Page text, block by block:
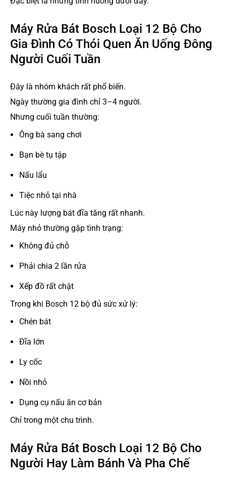
Máy Rửa Bát Bosch Loại 12 Bộ Cho
Gia Đình Có Thói Quen Ăn Uống Đông
Người Cuối Tuần
Đây là nhóm khách rất phổ biến.
Ngày thường gia đình chỉ 3–4 người.
Nhưng cuối tuần thường:
Ông bà sang chơi
Bạn bè tụ tập
Nấu lẩu
Tiệc nhỏ tại nhà
Lúc này lượng bát đĩa tăng rất nhanh.
Máy nhỏ thường gặp tình trạng:
Không đủ chỗ
Phải chia 2 lần rửa
Xếp đồ rất chật
Trong khi Bosch 12 bộ đủ sức xử lý:
Chén bát
Đĩa lớn
Ly cốc
Nồi nhỏ
Dụng cụ nấu ăn cơ bản
Chỉ trong một chu trình.
Máy Rửa Bát Bosch Loại 12 Bộ Cho
Người Hay Làm Bánh Và Pha Chế